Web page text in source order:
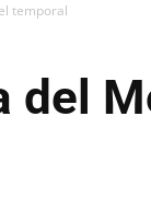
temporal
del